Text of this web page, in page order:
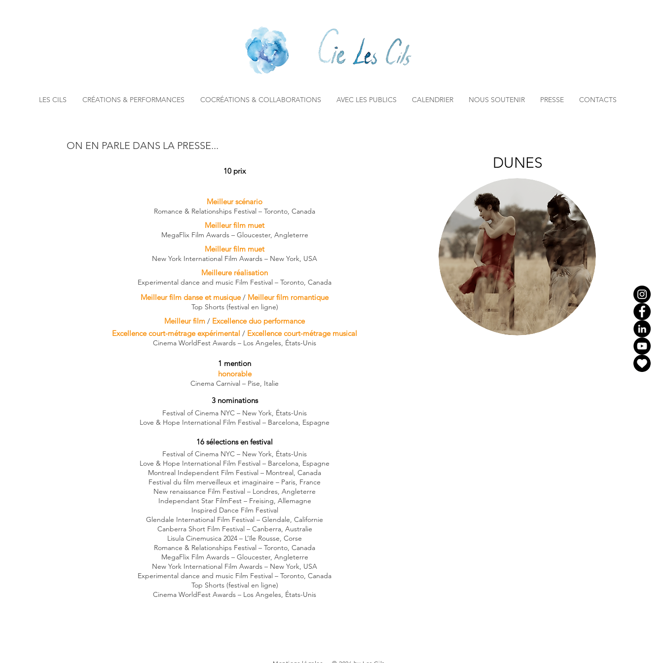
LES CILS CRÉATIONS & PERFORMANCES COCRÉATIONS & COLLABORATIONS AVEC LES PUBLICS CALENDRIER NOUS SOUTENIR PRESSE CONTACTS
ON EN PARLE DANS LA PRESSE...
10 prix
Meilleur scénario
Romance & Relationships Festival – Toronto, Canada
Meilleur film muet
MegaFlix Film Awards – Gloucester, Angleterre
Meilleur film muet
New York International Film Awards – New York, USA​​
Meilleure réalisation
Experimental dance and music Film Festival – Toronto, Canada
Meilleur film danse et musique/ Meilleur film romantique
Top Shorts (festival en ligne)
Meilleur film / Excellence duo performance
Excellence court-métrage expérimental / Excellence court-métrage musical
Cinema WorldFest Awards – Los Angeles, États-Unis
1 mention
honorable
Cinema Carnival – Pise, Italie
3 nominations
Festival of Cinema NYC – New York, États-Unis
Love & Hope International Film Festival – Barcelona, Espagne
16 sélections en festival
Festival of Cinema NYC – New York, États-Unis
Love & Hope International Film Festival – Barcelona, Espagne
Montreal Independent Film Festival – Montreal, Canada
Festival du film merveilleux et imaginaire – Paris, France
New renaissance Film Festival – Londres, Angleterre
Independant Star FilmFest – Freising, Allemagne
Inspired Dance Film Festival
Glendale International Film Festival – Glendale, Californie
Canberra Short Film Festival – Canberra, Australie
Lisula Cinemusica 2024 – L’île Rousse, Corse
Romance & Relationships Festival – Toronto, Canada
MegaFlix Film Awards – Gloucester, Angleterre
New York International Film Awards – New York, USA
Experimental dance and music Film Festival – Toronto, Canada
Top Shorts (festival en ligne)
Cinema WorldFest Awards – Los Angeles, États-Unis
DUNES